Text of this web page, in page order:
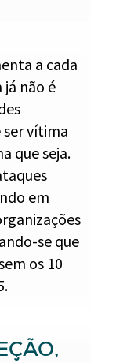
a cada
já não é
ser vítima
que seja.
em
se que
os 10